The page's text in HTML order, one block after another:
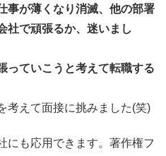
事が薄くなり消滅、他の部署
社で頑張るか、迷いまし
っていこうと考えて転職する
考えて面接に挑みました(笑)
にも応用できます。著作権フ